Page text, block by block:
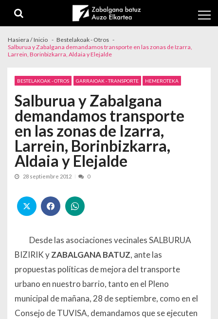
Hasiera / Inicio
Bestelakoak - Otros
Salburua y Zabalgana demandamos transporte en las zonas de Izarra,
Larrein, Borinbizkarra, Aldaia y Elejalde
BESTELAKOAK - OTROS GARRAIOAK - TRANSPORTE HEMEROTEKA
Salburua y Zabalgana
demandamos transporte
en las zonas de Izarra,
Larrein, Borinbizkarra,
Aldaia y Elejalde
28 septiembre 2012 0
Desde las asociaciones vecinales SALBURUA
BIZIRIK yZABALGANA BATUZ, ante las
propuestas políticas de mejora del transporte
urbano en nuestro barrio, tanto en el Pleno
municipal de mañana, 28 de septiembre, como en el
Consejo de TUVISA, demandamos que se ejecuten